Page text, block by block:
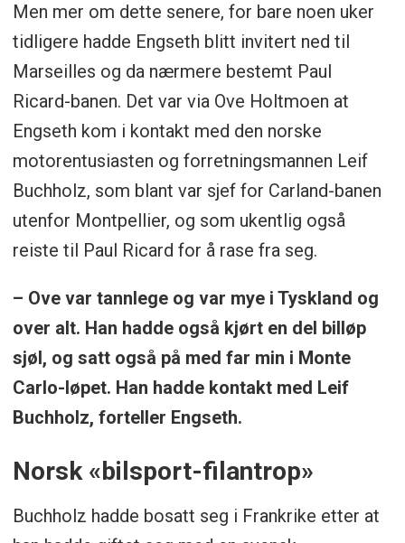
Men mer om dette senere, for bare noen uker
tidligere hadde Engseth blitt invitert ned til
Marseilles og da nærmere bestemt Paul
Ricard-banen. Det var via Ove Holtmoen at
Engseth kom i kontakt med den norske
motorentusiasten og forretningsmannen Leif
Buchholz, som blant var sjef for Carland-banen
utenfor Montpellier, og som ukentlig også
reiste til Paul Ricard for å rase fra seg.
– Ove var tannlege og var mye i Tyskland og
over alt. Han hadde også kjørt en del billøp
sjøl, og satt også på med far min i Monte
Carlo-løpet. Han hadde kontakt med Leif
Buchholz, forteller Engseth.
Norsk «bilsport-filantrop»
Buchholz hadde bosatt seg i Frankrike etter at